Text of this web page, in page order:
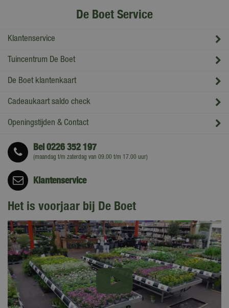
De Boet Service
Klantenservice
Tuincentrum De Boet
De Boet klantenkaart
Cadeaukaart saldo check
Openingstijden & Contact
Bel0226 352 197
(maandag t/m zaterdag van 09.00 t/m 17.00 uur)
Klantenservice
Het is voorjaar bij De Boet